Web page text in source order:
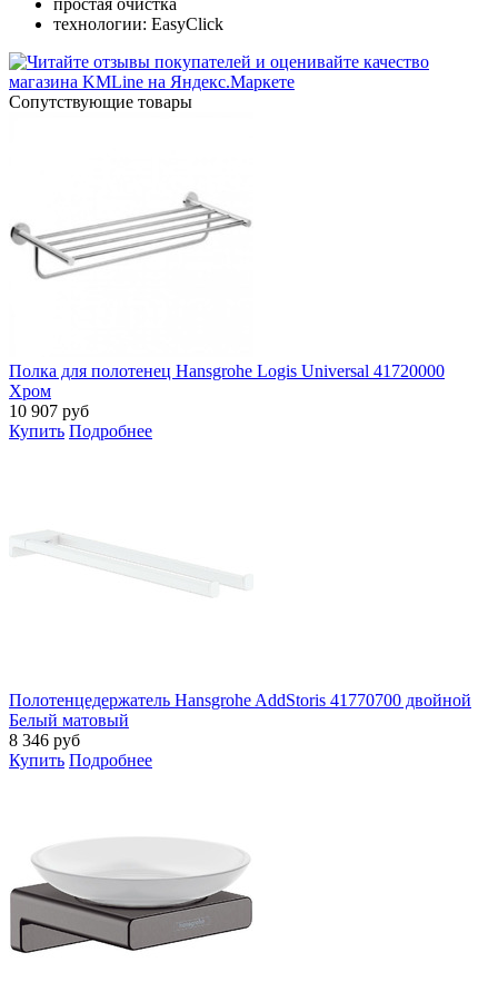
технологии: EasyClick
Cопутствующие товары
Полка для полотенец Hansgrohe Logis Universal 41720000
Хром
10 907 руб
Купить Подробнее
Полотенцедержатель Hansgrohe AddStoris 41770700 двойной
Белый матовый
8 346 руб
Купить Подробнее